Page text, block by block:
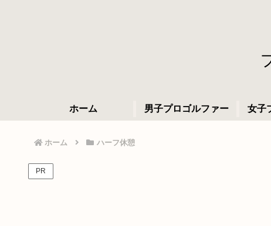
ホーム 男子プロゴルファー 女子
ホーム ハーフ休憩
PR